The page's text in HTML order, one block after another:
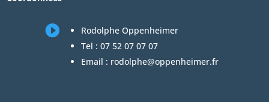

Rodolphe Oppenheimer
Tel : 07 52 07 07 07
Email : rodolphe@oppenheimer.fr